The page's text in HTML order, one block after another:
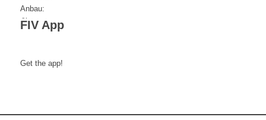
FIV App
Get the app!